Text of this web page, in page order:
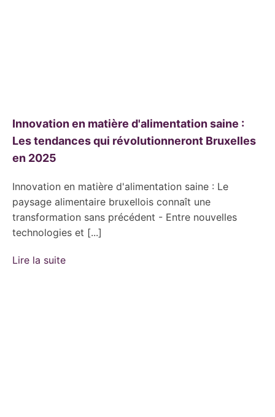
Innovation en matière d'alimentation saine :
Les tendances qui révolutionneront Bruxelles
en 2025
Innovation en matière d'alimentation saine : Le
paysage alimentaire bruxellois connaît une
transformation sans précédent - Entre nouvelles
technologies et [...]
Lire la suite